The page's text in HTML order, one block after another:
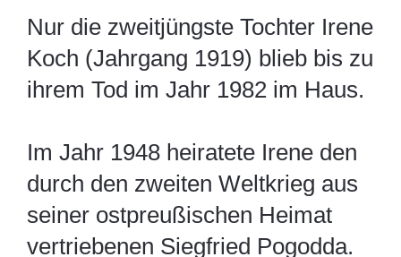
Nur die zweitjüngste Tochter Irene
Koch (Jahrgang 1919) blieb bis zu
ihrem Tod im Jahr 1982 im Haus.
Im Jahr 1948 heiratete Irene den
durch den zweiten Weltkrieg aus
seiner ostpreußischen Heimat
vertriebenen Siegfried Pogodda.